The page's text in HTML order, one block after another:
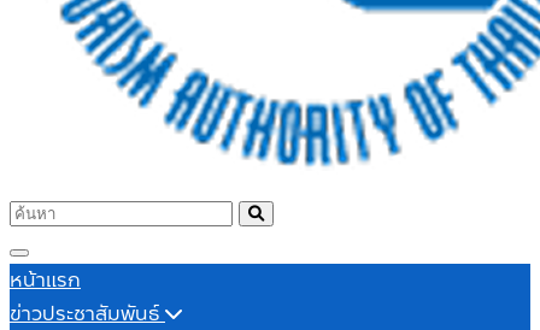
หน้าแรก
ข่าวประชาสัมพันธ์